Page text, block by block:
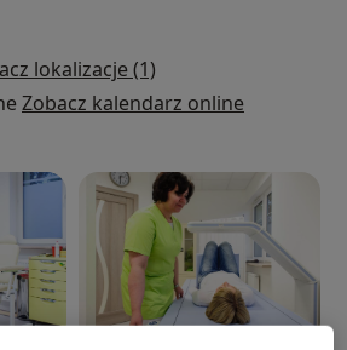
lokalizacje (1)
Zobacz kalendarz online